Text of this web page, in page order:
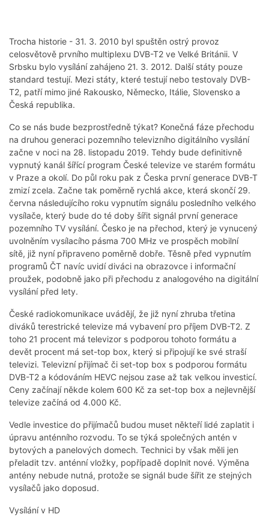
Trocha historie - 31. 3. 2010 byl spuštěn ostrý provoz
celosvětově prvního multiplexu DVB-T2 ve Velké Británii. V
Srbsku bylo vysílání zahájeno 21. 3. 2012. Další státy pouze
standard testují. Mezi státy, které testují nebo testovaly DVB-
T2, patří mimo jiné Rakousko, Německo, Itálie, Slovensko a
Česká republika.
Co se nás bude bezprostředně týkat? Konečná fáze přechodu
na druhou generaci pozemního televizního digitálního vysílání
začne v noci na 28. listopadu 2019. Tehdy bude definitivně
vypnutý kanál šířící program České televize ve starém formátu
v Praze a okolí. Do půl roku pak z Česka první generace DVB-T
zmizí zcela. Začne tak poměrně rychlá akce, která skončí 29.
června následujícího roku vypnutím signálu posledního velkého
vysílače, který bude do té doby šířit signál první generace
pozemního TV vysílání. Česko je na přechod, který je vynucený
uvolněním vysílacího pásma 700 MHz ve prospěch mobilní
sítě, již nyní připraveno poměrně dobře. Těsně před vypnutím
programů ČT navíc uvidí diváci na obrazovce i informační
proužek, podobně jako při přechodu z analogového na digitální
vysílání před lety.
České radiokomunikace uvádějí, že již nyní zhruba třetina
diváků terestrické televize má vybavení pro příjem DVB-T2. Z
toho 21 procent má televizor s podporou tohoto formátu a
devět procent má set-top box, který si připojují ke své straší
televizi. Televizní přijímač či set-top box s podporou formátu
DVB-T2 a kódováním HEVC nejsou zase až tak velkou investicí.
Ceny začínají někde kolem 600 Kč za set-top box a nejlevnější
televize začíná od 4.000 Kč.
Vedle investice do přijímačů budou muset někteří lidé zaplatit i
úpravu anténního rozvodu. To se týká společných antén v
bytových a panelových domech. Technici by však měli jen
přeladit tzv. anténní vložky, popřípadě doplnit nové. Výměna
antény nebude nutná, protože se signál bude šířit ze stejných
vysílačů jako doposud.
Vysílání v HD